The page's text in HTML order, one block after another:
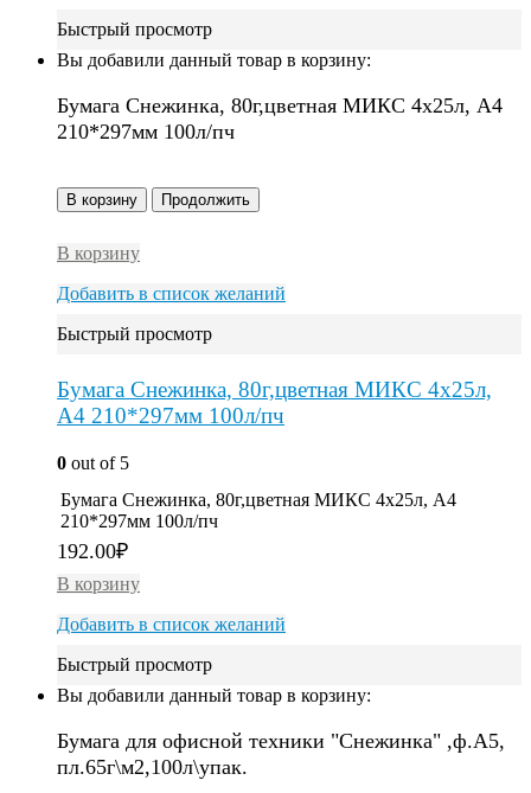
Быстрый просмотр
Вы добавили данный товар в корзину:
Бумага Снежинка, 80г,цветная МИКС 4х25л, A4
210*297мм 100л/пч
В корзину Продолжить
В корзину
Добавить в список желаний
Быстрый просмотр
Бумага Снежинка, 80г,цветная МИКС 4х25л,
A4 210*297мм 100л/пч
0 out of 5
Бумага Снежинка, 80г,цветная МИКС 4х25л, A4
210*297мм 100л/пч
192.00₽
В корзину
Добавить в список желаний
Быстрый просмотр
Вы добавили данный товар в корзину:
Бумага для офисной техники "Снежинка" ,ф.А5,
пл.65г\м2,100л\упак.